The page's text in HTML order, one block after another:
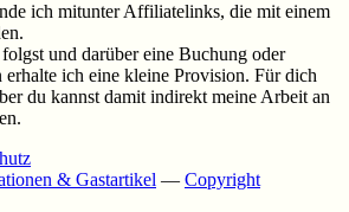
ich mitunter Affiliatelinks, die mit einem
und darüber eine Buchung oder
erhalte ich eine kleine Provision. Für dich
du kannst damit indirekt meine Arbeit an
& Gastartikel — Copyright